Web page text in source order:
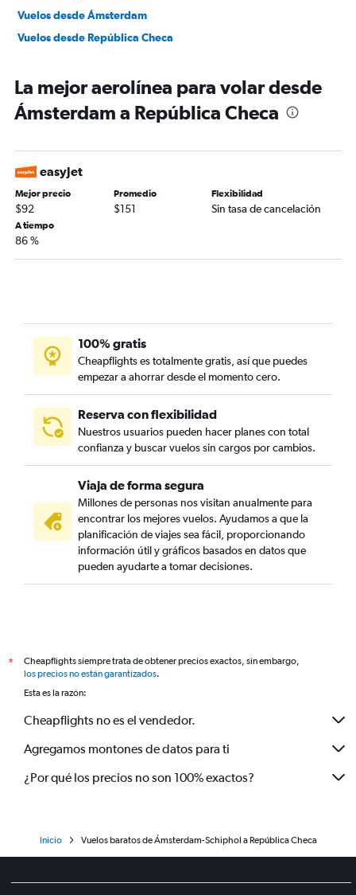
Vuelos desde Ámsterdam
Vuelos desde República Checa
La mejor aerolínea para volar desde
Ámsterdam a República Checa
easyJet
Mejor precio
$92
Promedio
$151
Flexibilidad
Sin tasa de cancelación
A tiempo
86 %
100% gratis
Cheapflights es totalmente gratis, así que puedes
empezar a ahorrar desde el momento cero.
Reserva con flexibilidad
Nuestros usuarios pueden hacer planes con total
confianza y buscar vuelos sin cargos por cambios.
Viaja de forma segura
Millones de personas nos visitan anualmente para
encontrar los mejores vuelos. Ayudamos a que la
planificación de viajes sea fácil, proporcionando
información útil y gráficos basados en datos que
pueden ayudarte a tomar decisiones.
*
Cheapflights siempre trata de obtener precios exactos, sin embargo,
los precios no están garantizados.
Esta es la razón:
Cheapflights no es el vendedor.
Agregamos montones de datos para ti
¿Por qué los precios no son 100% exactos?
Inicio Vuelos baratos de Ámsterdam-Schiphol a República Checa